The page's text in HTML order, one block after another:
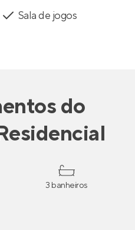
Sala de jogos
do
3 banheiros